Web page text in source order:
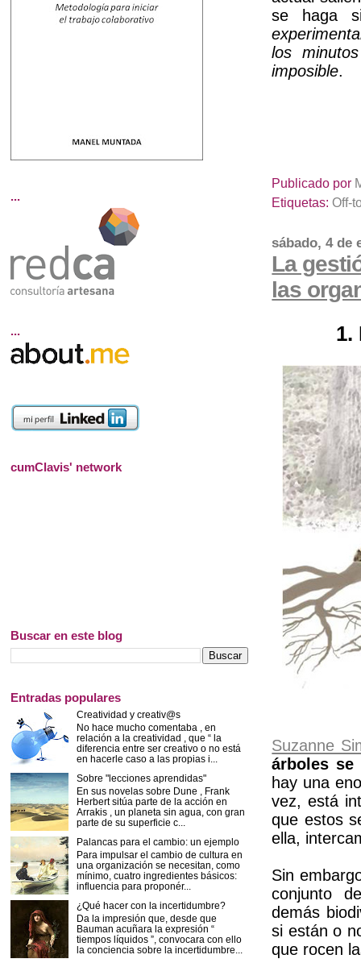
se haga
los
imposible.
Publicado por
Etiquetas:Off-
sábado, 4 de
La
las
1.
Suzanne
árboles se
hay una
vez, está
que estos
ella,
Sin
conjunto
demás
si están o
que rocen
...
...
cumClavis' network
Buscar en este blog
Entradas populares
Creatividad y creativ@s
No hace mucho comentaba , en
relación a la creatividad , que “ la
diferencia entre ser creativo o no está
en hacerle caso a las propias i...
Sobre "lecciones aprendidas"
En sus novelas sobre Dune , Frank
Herbert sitúa parte de la acción en
Arrakis , un planeta sin agua, con gran
parte de su superficie c...
Palancas para el cambio: un ejemplo
Para impulsar el cambio de cultura en
una organización se necesitan, como
mínimo, cuatro ingredientes básicos:
influencia para proponér...
¿Qué hacer con la incertidumbre?
Da la impresión que, desde que
Bauman acuñara la expresión “
tiempos líquidos ”, convocara con ello
la conciencia sobre la incertidumbre...